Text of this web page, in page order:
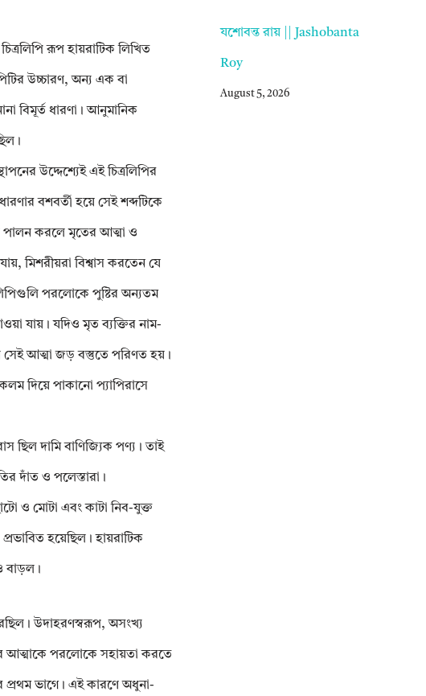
রূপ হায়রাটিক লিখিত
উচ্চারণ, অন্য এক বা
বিমূর্ত ধারণা। আনুমানিক
উদ্দেশ্যেই এই চিত্রলিপির
বশবর্তী হয়ে সেই শব্দটিকে
পালন করলে মৃতের আত্মা ও
মিশরীয়রা বিশ্বাস করতেন যে
পরলোকে পুষ্টির অন্যতম
যায়। যদিও মৃত ব্যক্তির নাম-
সেই আত্মা জড় বস্তুতে পরিণত হয়।
দিয়ে পাকানো প্যাপিরাসে
ছিল দামি বাণিজ্যিক পণ্য। তাই
দাঁত ও পলেস্তারা।
ও মোটা এবং কাটা নিব-যুক্ত
হয়েছিল। হায়রাটিক
বাড়ল।
উদাহরণস্বরূপ, অসংখ্য
আত্মাকে পরলোকে সহায়তা করতে
প্রথম ভাগে। এই কারণে অধুনা-
যশোবন্ত রায় || Jashobanta
Roy
August 5, 2026